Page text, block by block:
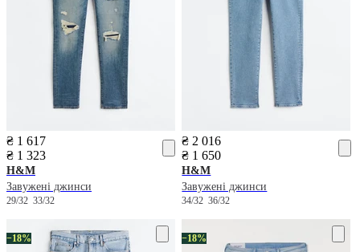
₴ 1 617
₴ 1 323
H&M
Завужені джинси
29/32 33/32
₴ 2 016
₴ 1 650
H&M
Завужені джинси
34/3236/32
−18% −18%